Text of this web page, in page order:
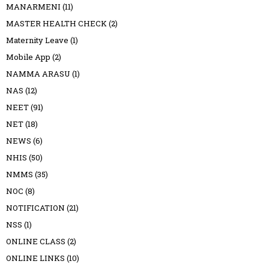
MANARMENI (11)
MASTER HEALTH CHECK(2)
Maternity Leave (1)
Mobile App (2)
NAMMA ARASU (1)
NAS (12)
NEET(91)
NET(18)
NEWS (6)
NHIS (50)
NMMS (35)
NOC (8)
NOTIFICATION (21)
NSS (1)
ONLINE CLASS (2)
ONLINE LINKS (10)